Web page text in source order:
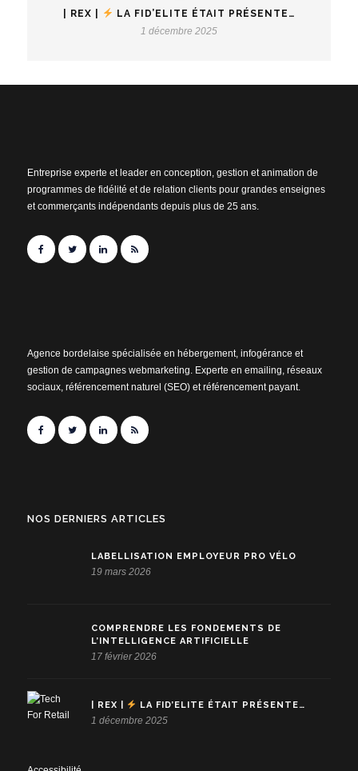
| REX |
LA FID’ELITE ÉTAIT PRÉSENTE…
1 décembre 2025
Entreprise experte et leader en conception, gestion et animation de
programmes de fidélité et de relation clients pour grandes enseignes
et commerçants indépendants depuis plus de 25 ans.
Agence bordelaise spécialisée en hébergement, infogérance et
gestion de campagnes webmarketing. Experte en emailing, réseaux
sociaux, référencement naturel (SEO) et référencement payant.
NOS DERNIERS ARTICLES
LABELLISATION EMPLOYEUR PRO VÉLO
19 mars 2026
COMPRENDRE LES FONDEMENTS DE
L’INTELLIGENCE ARTIFICIELLE
17 février 2026
| REX | LA FID’ELITE ÉTAIT PRÉSENTE…
1 décembre 2025